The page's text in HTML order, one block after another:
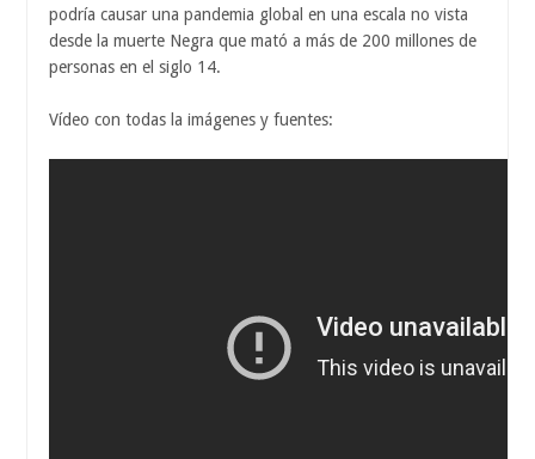
podría causar una pandemia global en una escala no vista
desde la muerte Negra que mató a más de 200 millones de
personas en el siglo 14.
Vídeo con todas la imágenes y fuentes: